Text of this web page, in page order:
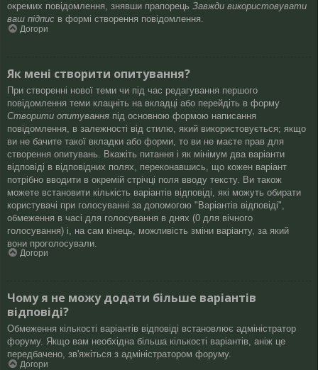
окремих повідомлення, знявши прапорець Завжди використовувати
ваш підпис в формі створення повідомлення.
Догори
Як мені створити опитування?
При створенні нової теми чи під час редагування першого
повідомлення теми клацніть на вкладці або перейдіть в форму
Створити опитування під основною формою написання
повідомлення, в залежності від стилю, який використовується; якщо
ви не бачите такої вкладки або форми, то ви не маєте прав для
створення опитувань. Вкажіть питання і як мінімум два варіанти
відповіді в відповідних полях, переконавшись, що кожен варіант
потрібно вводити в окремій стрічці поля вводу тексту. Ви також
можете встановити кількість варіантів відповіді, які можуть обирати
користувачі при голосуванні за допомогою "Варіантів відповіді",
обмеження в часі для голосування в днях (0 для вічного
голосування) і, на сам кінець, можливість зміни варіанту, за який
вони проголосували.
Догори
Чому я не можу додати більше варіантів
відповіді?
Обмеження кількості варіантів відповіді встановлює адміністратор
форуму. Якщо вам необхідна більша кількості варіантів, аніж це
передбачено, зв'яжіться з адміністратором форуму.
Догори